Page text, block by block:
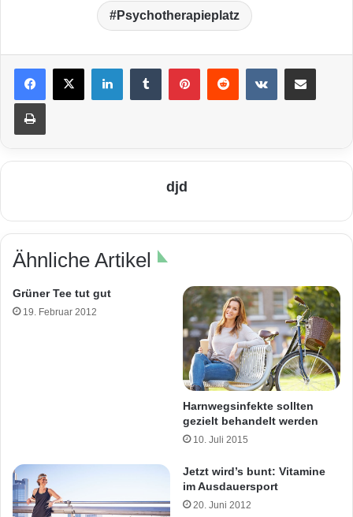
Psychotherapieplatz
LinkedIn VKontakte
Drucken
djd
Ähnliche Artikel
Grüner Tee tut gut
19. Februar 2012
Harnwegsinfekte sollten
gezielt behandelt werden
10. Juli 2015
Jetzt wird’s bunt: Vitamine
im Ausdauersport
20. Juni 2012